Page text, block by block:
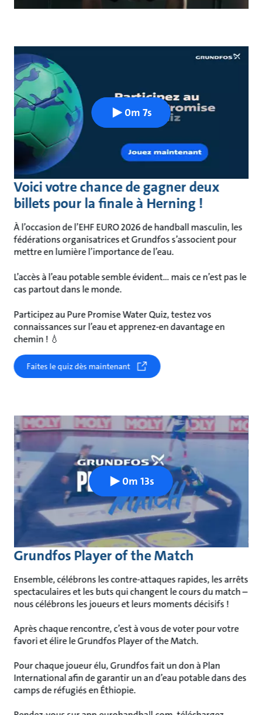
Voici votre chance de gagner deux
billets pour la finale à Herning !
À l’occasion de l’EHF EURO 2026 de handball masculin, les
fédérations organisatrices et Grundfos s’associent pour
mettre en lumière l’importance de l’eau.
L’accès à l’eau potable semble évident… mais ce n’est pas le
cas partout dans le monde.
Participez au Pure Promise Water Quiz, testez vos
connaissances sur l’eau et apprenez-en davantage en
chemin ! 💧
Faites le quiz dès maintenant
0m 7s
Grundfos Player of the Match
Ensemble, célébrons les contre-attaques rapides, les arrêts
spectaculaires et les buts qui changent le cours du match –
nous célébrons les joueurs et leurs moments décisifs !
Après chaque rencontre, c’est à vous de voter pour votre
favori et élire le Grundfos Player of the Match.
Pour chaque joueur élu, Grundfos fait un don à Plan
International afin de garantir un an d’eau potable dans des
camps de réfugiés en Éthiopie.
0m 13s